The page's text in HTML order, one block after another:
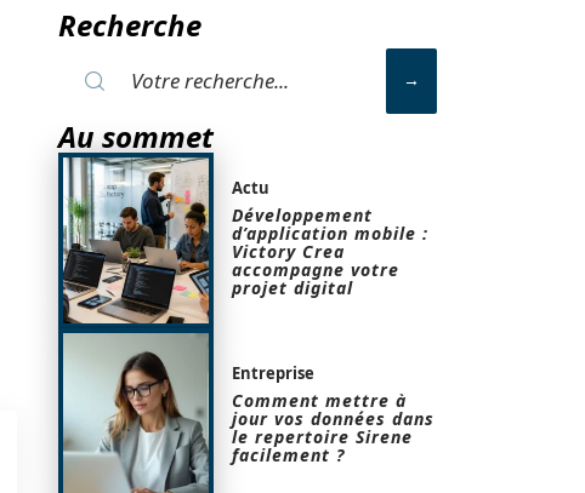
Recherche
Au sommet
Actu
Développement
d’application mobile :
Victory Crea
accompagne votre
projet digital
Entreprise
Comment mettre à
jour vos données dans
le repertoire Sirene
facilement ?